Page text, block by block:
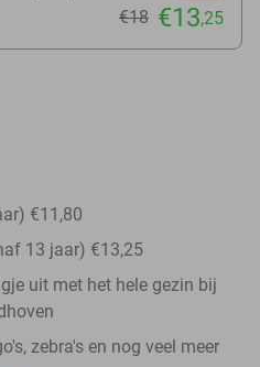
€18 €13,25
€11,80
13 jaar) €13,25
uit met het hele gezin bij
zebra's en nog veel meer